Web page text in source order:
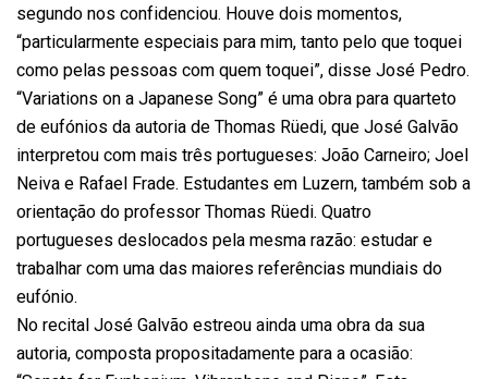
segundo nos confidenciou. Houve dois momentos,
“particularmente especiais para mim, tanto pelo que toquei
como pelas pessoas com quem toquei”, disse José Pedro.
“Variations on a Japanese Song” é uma obra para quarteto
de eufónios da autoria de Thomas Rüedi, que José Galvão
interpretou com mais três portugueses: João Carneiro; Joel
Neiva e Rafael Frade. Estudantes em Luzern, também sob a
orientação do professor Thomas Rüedi. Quatro
portugueses deslocados pela mesma razão: estudar e
trabalhar com uma das maiores referências mundiais do
eufónio.
No recital José Galvão estreou ainda uma obra da sua
autoria, composta propositadamente para a ocasião: